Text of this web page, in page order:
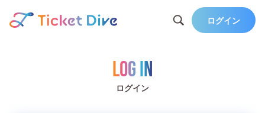
ログイン
Log in
ログイン